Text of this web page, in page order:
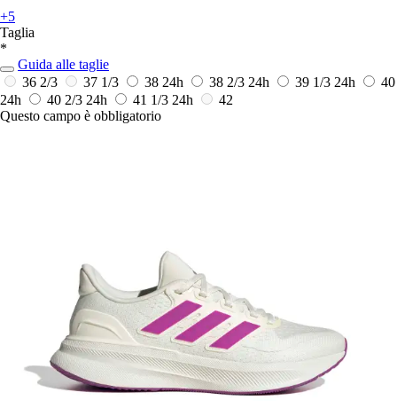
+5
Taglia
*
Guida alle taglie
36 2/3
37 1/3 38 24h 38 2/3 24h 39 1/3 24h
40
24h
40 2/3 24h 41 1/3 24h
42
Questo campo è obbligatorio